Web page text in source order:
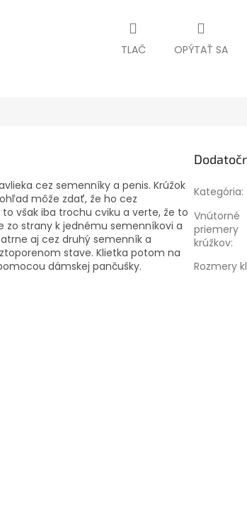
TLAČ OPÝTAŤ SA
cez semenníky a penis. Krúžok
môže zdať, že ho cez
však iba trochu cviku a verte, že to
zo strany k jednému semenníkovi a
aj cez druhý semenník a
stave. Klietka potom na
dámskej pančušky.
Kategória:
Vnútorné
priemery
krúžkov:
Rozmery